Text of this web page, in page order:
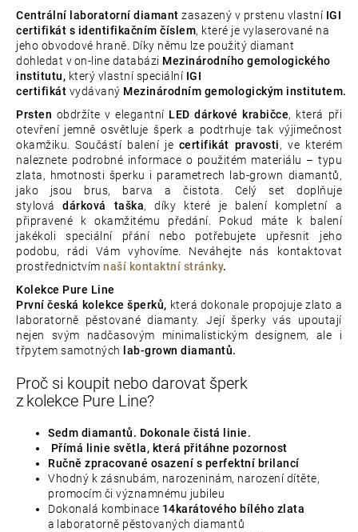
Centrální laboratorní diamant zasazený v prstenu vlastní IGI
certifikát s identifikačním číslem, které je vylaserované na
jeho obvodové hraně. Díky němu lze použitý diamant
dohledat v on-line databázi Mezinárodního gemologického
institutu, který vlastní speciální IGI
certifikát vydávaný Mezinárodním gemologickým institutem.
Prsten obdržíte v elegantní LED dárkové krabičce, která při
otevření jemně osvětluje šperk a podtrhuje tak výjimečnost
okamžiku. Součástí balení je certifikát pravosti, ve kterém
naleznete podrobné informace o použitém materiálu – typu
zlata, hmotnosti šperku i parametrech lab-grown diamantů,
jako jsou brus, barva a čistota. Celý set doplňuje
stylová
dárková taška, díky které je balení kompletní a
připravené k okamžitému předání. Pokud máte k balení
jakékoli speciální přání nebo potřebujete upřesnit jeho
podobu, rádi Vám vyhovíme. Neváhejte nás kontaktovat
prostřednictvím naší kontaktní stránky.
Kolekce Pure Line
První česká kolekce šperků, která dokonale propojuje zlato a
laboratorně pěstované diamanty. Její šperky vás upoutají
nejen svým nadčasovým minimalistickým designem, ale i
třpytem samotných lab-grown diamantů.
Proč si koupit nebo darovat šperk
z kolekce Pure Line?
Sedm diamantů. Dokonale čistá linie.
Přímá linie světla, která přitáhne pozornost
Ručně zpracované osazení s perfektní brilancí
Vhodný k zásnubám, narozeninám, narození dítěte,
promocím či významnému jubileu
Dokonalá kombinace 14karátového bílého zlata
a laboratorně pěstovaných diamantů